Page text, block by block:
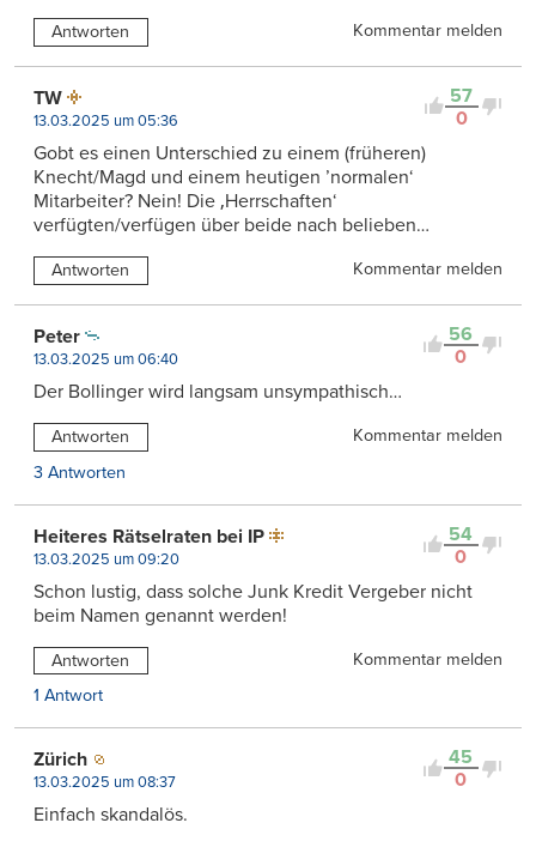
Antworten Kommentar melden
57
0
TW
13.03.2025 um 05:36
Gobt es einen Unterschied zu einem (früheren)
Knecht/Magd und einem heutigen ’normalen‘
Mitarbeiter? Nein! Die ‚Herrschaften‘
verfügten/verfügen über beide nach belieben…
Antworten Kommentar melden
56
0
Peter
13.03.2025 um 06:40
Der Bollinger wird langsam unsympathisch…
Antworten
Kommentar melden
3 Antworten
54
0
Heiteres Rätselraten bei IP
13.03.2025 um 09:20
Schon lustig, dass solche Junk Kredit Vergeber nicht
beim Namen genannt werden!
Antworten
Kommentar melden
1 Antwort
45
0
Zürich
13.03.2025 um 08:37
Einfach skandalös.